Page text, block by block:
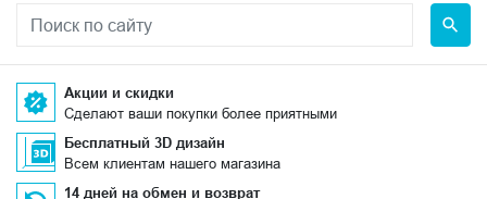
Акции и скидки
Сделают ваши покупки более приятными
Бесплатный 3D дизайн
Всем клиентам нашего магазина
14 дней на обмен и возврат